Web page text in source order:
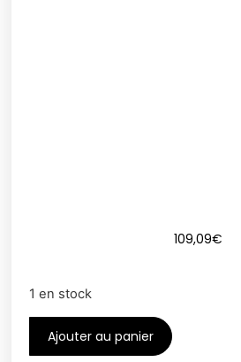
109,09€
1 en stock
Ajouter au panier